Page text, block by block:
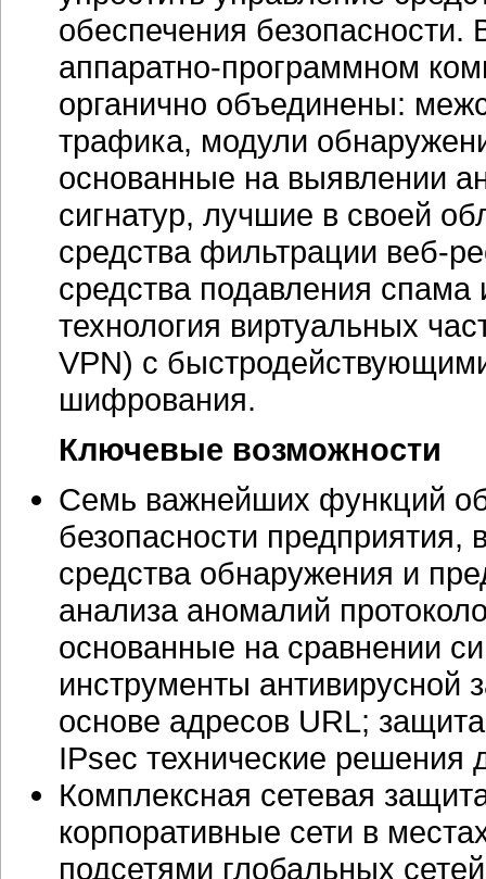
обеспечения
аппаратно-программном
органично объединены:
трафика, модули
основанные на выявлении
сигнатур, лучшие в своей
средства фильтрации веб-
средства подавления
технология виртуальных
VPN) с
шифрования.
Ключевые возможности
Семь важнейших функций
безопасности предприятия,
средства обнаружения и
анализа аномалий
основанные на сравнении
инструменты
основе адресов URL;
IPsec технические решения
Комплексная сетевая
корпоративные сети в
подсетями глобальных